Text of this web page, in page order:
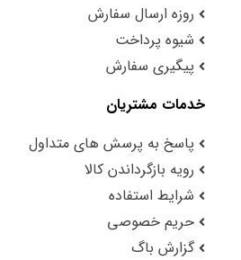
روزه ارسال سفارش
شیوه پرداخت
پیگیری سفارش
خدمات مشتریان
پاسخ به پرسش های متداول
رویه بازگرداندن کالا
شرایط استفاده
حریم خصوصی
گزارش باگ